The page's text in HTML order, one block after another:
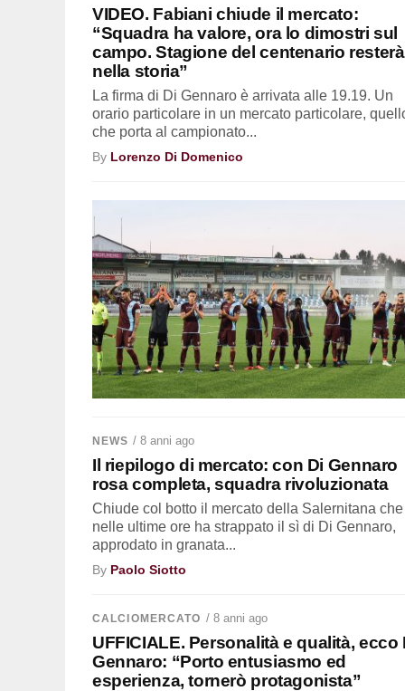
VIDEO. Fabiani chiude il mercato:
“Squadra ha valore, ora lo dimostri sul
campo. Stagione del centenario resterà
nella storia”
La firma di Di Gennaro è arrivata alle 19.19. Un
orario particolare in un mercato particolare,
che porta al campionato...
By Lorenzo Di Domenico
NEWS / 8 anni ago
Il riepilogo di mercato: con Di Gennaro
rosa completa, squadra rivoluzionata
Chiude col botto il mercato della Salernitana che
nelle ultime ore ha strappato il sì di Di Gennaro,
approdato in granata...
By Paolo Siotto
CALCIOMERCATO / 8 anni ago
UFFICIALE. Personalità e qualità, ecco
Gennaro: “Porto entusiasmo ed
esperienza, tornerò protagonista”